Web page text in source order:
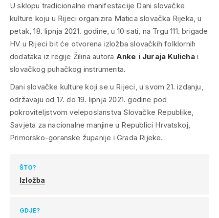
U sklopu tradicionalne manifestacije Dani slovačke
kulture koju u Rijeci organizira Matica slovačka Rijeka, u
petak, 18. lipnja 2021. godine, u 10 sati, na Trgu 111. brigade
HV u Rijeci bit će otvorena izložba slovačkih folklornih
dodataka iz regije Žilina autora Anke i Juraja Kulichai
slovačkog puhačkog instrumenta.
Dani slovačke kulture koji se u Rijeci, u svom 21. izdanju,
održavaju od 17. do 19. lipnja 2021. godine pod
pokroviteljstvom veleposlanstva Slovačke Republike,
Savjeta za nacionalne manjine u Republici Hrvatskoj,
Primorsko-goranske županije i Grada Rijeke.
ŠTO?
Izložba
GDJE?